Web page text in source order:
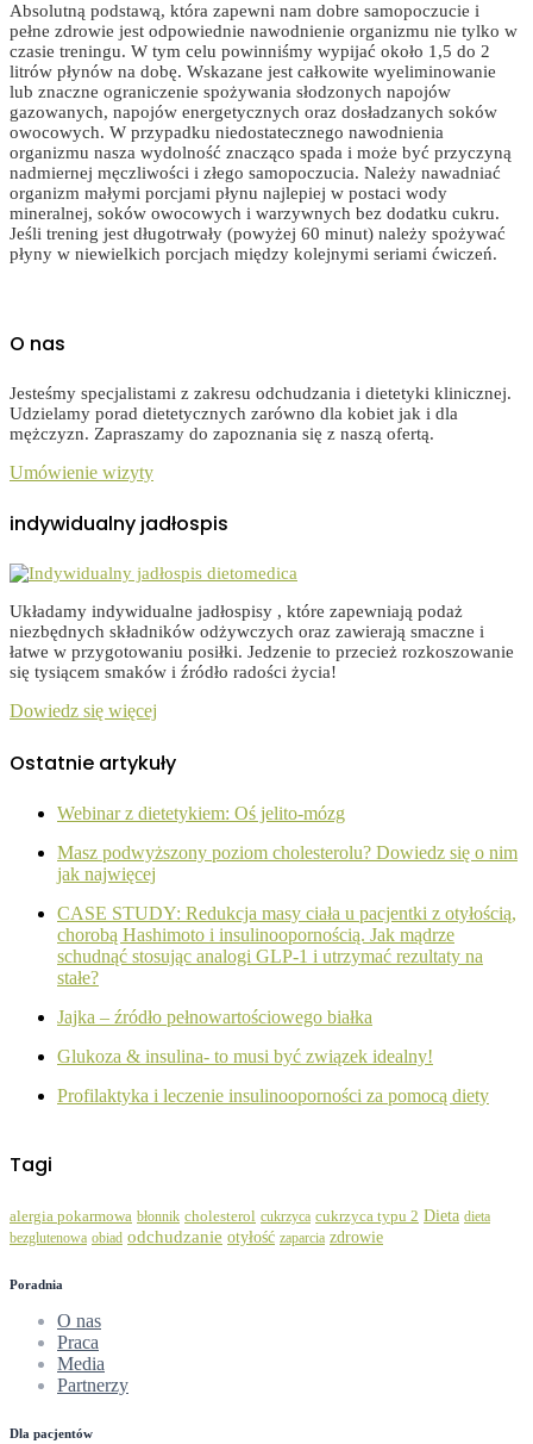
Absolutną podstawą, która zapewni nam dobre samopoczucie i
pełne zdrowie jest odpowiednie nawodnienie organizmu nie tylko w
czasie treningu. W tym celu powinniśmy wypijać około 1,5 do 2
litrów płynów na dobę. Wskazane jest całkowite wyeliminowanie
lub znaczne ograniczenie spożywania słodzonych napojów
gazowanych, napojów energetycznych oraz dosładzanych soków
owocowych. W przypadku niedostatecznego nawodnienia
organizmu nasza wydolność znacząco spada i może być przyczyną
nadmiernej męczliwości i złego samopoczucia. Należy nawadniać
organizm małymi porcjami płynu najlepiej w postaci wody
mineralnej, soków owocowych i warzywnych bez dodatku cukru.
Jeśli trening jest długotrwały (powyżej 60 minut) należy spożywać
płyny w niewielkich porcjach między kolejnymi seriami ćwiczeń.
O nas
Jesteśmy specjalistami z zakresu odchudzania i dietetyki klinicznej.
Udzielamy porad dietetycznych zarówno dla kobiet jak i dla
mężczyzn. Zapraszamy do zapoznania się z naszą ofertą.
Umówienie wizyty
indywidualny jadłospis
Układamy indywidualne jadłospisy , które zapewniają podaż
niezbędnych składników odżywczych oraz zawierają smaczne i
łatwe w przygotowaniu posiłki. Jedzenie to przecież rozkoszowanie
się tysiącem smaków i źródło radości życia!
Dowiedz się więcej
Ostatnie artykuły
Webinar z dietetykiem: Oś jelito-mózg
Masz podwyższony poziom cholesterolu? Dowiedz się o nim
jak najwięcej
CASE STUDY: Redukcja masy ciała u pacjentki z otyłością,
chorobą Hashimoto i insulinoopornością. Jak mądrze
schudnąć stosując analogi GLP-1 i utrzymać rezultaty na
stałe?
Jajka – źródło pełnowartościowego białka
Glukoza & insulina- to musi być związek idealny!
Profilaktyka i leczenie insulinooporności za pomocą diety
Tagi
alergia pokarmowa błonnik cholesterol cukrzyca cukrzyca typu 2 Dieta dieta
bezglutenowa obiad odchudzanie otyłość zaparcia zdrowie
Poradnia
O nas
Praca
Media
Partnerzy
Dla pacjentów